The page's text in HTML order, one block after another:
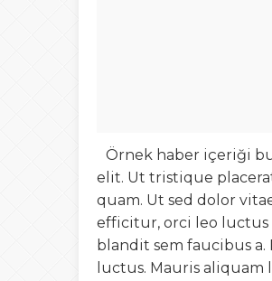
Örnek haber içeriği
elit. Ut tristique
quam. Ut sed dolor
efficitur, orci leo luctus
blandit sem faucibus
luctus. Mauris